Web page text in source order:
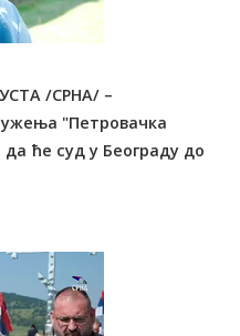
/СРНА/ –
"Петровачка
ће суд у Београду до